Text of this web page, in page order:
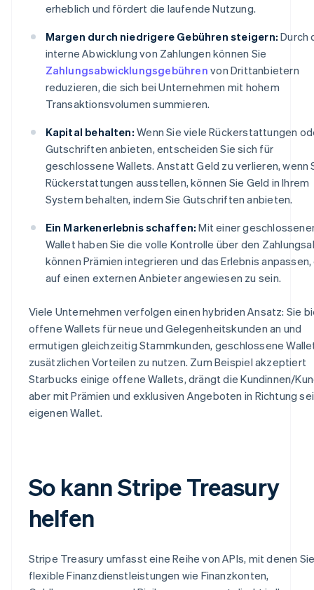
erheblich und fördert die laufende Nutzung.
Margen durch niedrigere Gebühren steigern: Durch
interne Abwicklung von Zahlungen können Sie
Zahlungsabwicklungsgebühren von Drittanbietern
reduzieren, die sich bei Unternehmen mit hohem
Transaktionsvolumen summieren.
Kapital behalten: Wenn Sie viele Rückerstattungen
Gutschriften anbieten, entscheiden Sie sich für
geschlossene Wallets. Anstatt Geld zu verlieren, wenn
Rückerstattungen ausstellen, können Sie Geld in Ihrem
System behalten, indem Sie Gutschriften anbieten.
Ein Markenerlebnis schaffen: Mit einer
Wallet haben Sie die volle Kontrolle über den
können Prämien integrieren und das Erlebnis anpassen,
auf einen externen Anbieter angewiesen zu sein.
Viele Unternehmen verfolgen einen hybriden Ansatz: Sie
offene Wallets für neue und Gelegenheitskunden an und
ermutigen gleichzeitig Stammkunden, geschlossene
zusätzlichen Vorteilen zu nutzen. Zum Beispiel akzeptiert
Starbucks einige offene Wallets, drängt die Kundinnen/
aber mit Prämien und exklusiven Angeboten in Richtung
eigenen Wallet.
So kann Stripe Treasury
helfen
Stripe Treasury umfasst eine Reihe von APIs, mit denen
flexible Finanzdienstleistungen wie Finanzkonten,